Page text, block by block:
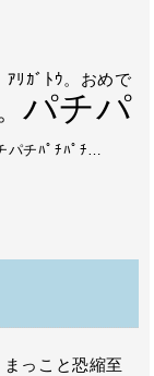
ｱﾘｶﾞﾄｳ。おめで
パチパ
パチﾊﾟﾁﾊﾟﾁ…
っこと恐縮至